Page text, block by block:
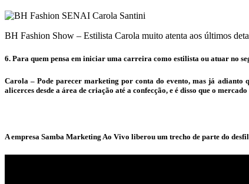
BH Fashion Show – Estilista Carola muito atenta aos últimos
6. Para quem pensa em iniciar uma carreira como estilista ou atuar no
Carola – Pode parecer marketing por conta do evento, mas já adianto
alicerces desde a área de criação até a confecção, e é disso que o
A empresa Samba Marketing Ao Vivo liberou um trecho de parte do